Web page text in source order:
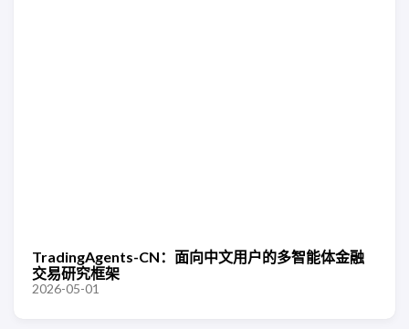
TradingAgents-CN：面向中文用户的多智能体金融
交易研究框架
2026-05-01